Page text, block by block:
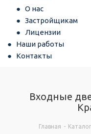
О нас
Застройщикам
Лицензии
Наши работы
Контакты
Входные
Главная - Каталог